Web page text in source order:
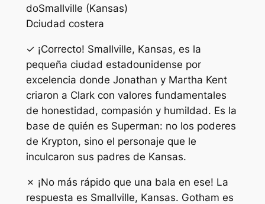
doSmallville (Kansas)
Dciudad costera
✓ ¡Correcto! Smallville, Kansas, es la
pequeña ciudad estadounidense por
excelencia donde Jonathan y Martha Kent
criaron a Clark con valores fundamentales
de honestidad, compasión y humildad. Es la
base de quién es Superman: no los poderes
de Krypton, sino el personaje que le
inculcaron sus padres de Kansas.
✗ ¡No más rápido que una bala en ese! La
respuesta es Smallville, Kansas. Gotham es